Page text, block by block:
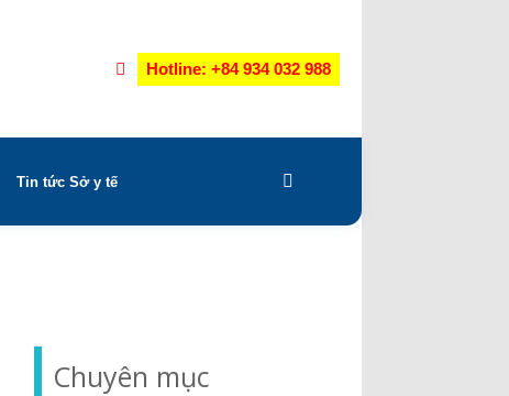
Hotline: +84 934 032 988
Tin tức Sở y tế
Chuyên mục